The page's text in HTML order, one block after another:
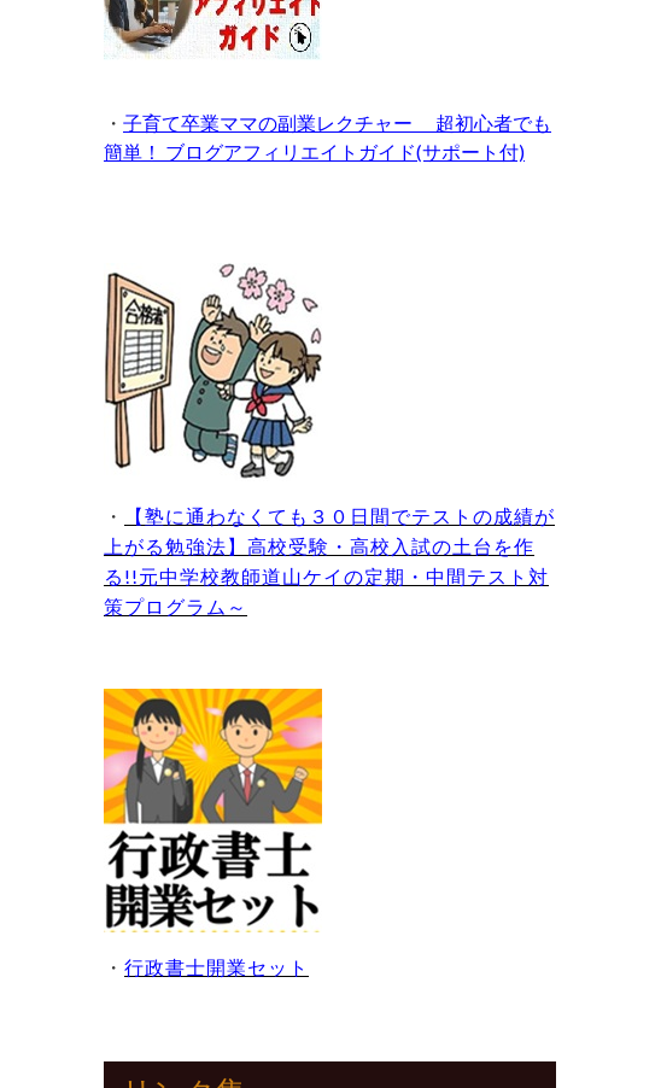
・ 子育て卒業ママの副業レクチャー 超初心者でも
簡単！ ブログアフィリエイトガイド(サポート付)
・
【塾に通わなくても３０日間でテストの成績が
上がる勉強法】高校受験・高校入試の土台を作
る!!元中学校教師道山ケイの定期・中間テスト対
策プログラム～
・ 行政書士開業セット